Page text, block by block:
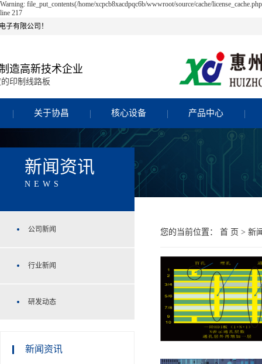
Warning: file_put_contents(/home/xcpcb8xacdpqc6b/wwwroot/source/cache/
line 217
子有限公司！
造高新技术企业
印制线路板
关于协昌 核心设备 产品中心
新闻资讯
NEWS
公司新闻
行业新闻
研发动态
新闻资讯
您的当前位置： 首 页 > 新